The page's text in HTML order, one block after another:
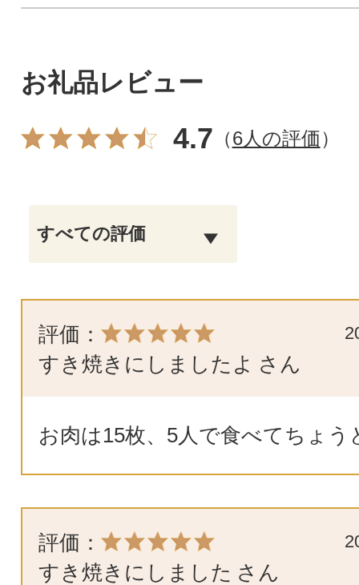
お礼品レビュー
4.7 （6人の評価）
評価：
すき焼きにしましたよ さん
お肉は15枚、5人で食べてちょう
評価：
すき焼きにしました さん